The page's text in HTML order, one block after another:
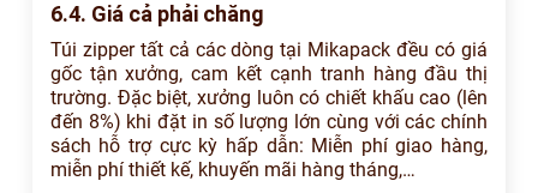
6.4. Giá cả phải chăng
Túi zipper tất cả các dòng tại Mikapack đều có giá
gốc tận xưởng, cam kết cạnh tranh hàng đầu thị
trường. Đặc biệt, xưởng luôn có chiết khấu cao (lên
đến 8%) khi đặt in số lượng lớn cùng với các chính
sách hỗ trợ cực kỳ hấp dẫn: Miễn phí giao hàng,
miễn phí thiết kế, khuyến mãi hàng tháng,…